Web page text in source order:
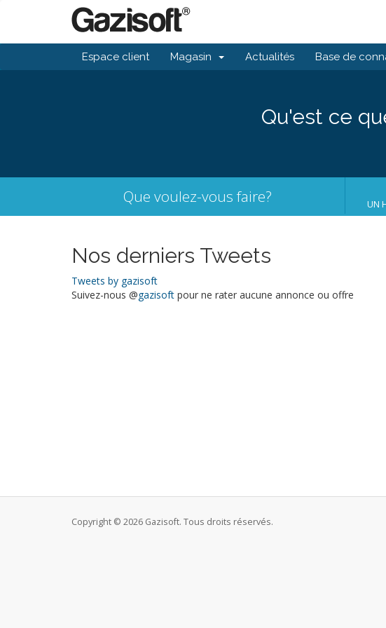
Espace client Magasin Actualités Base de
Qu'est ce
Que voulez-vous faire? UN
Nos derniers Tweets
Tweets by gazisoft
Suivez-nous @gazisoft pour ne rater aucune annonce ou offre
Copyright © 2026 Gazisoft. Tous droits réservés.